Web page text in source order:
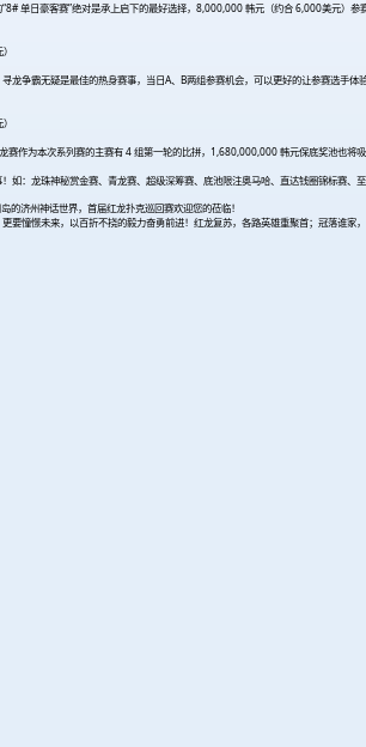
单日豪客赛”绝对是承上启下的最好选择，8,000,000 韩元（约合 6,000美元）参
龙争霸无疑是最佳的热身赛事，当日A、B两组参赛机会，可以更好的让参赛选手体
赛作为本次系列赛的主赛有 4 组第一轮的比拼，1,680,000,000 韩元保底奖池也将
如：龙珠神秘赏金赛、青龙赛、超级深筹赛、底池限注奥马哈、直达钱圈锦标赛、
的济州神话世界，首届红龙扑克巡回赛欢迎您的莅临！
要憧憬未来，以百折不挠的毅力奋勇前进！红龙复苏，各路英雄重聚首；冠落谁家